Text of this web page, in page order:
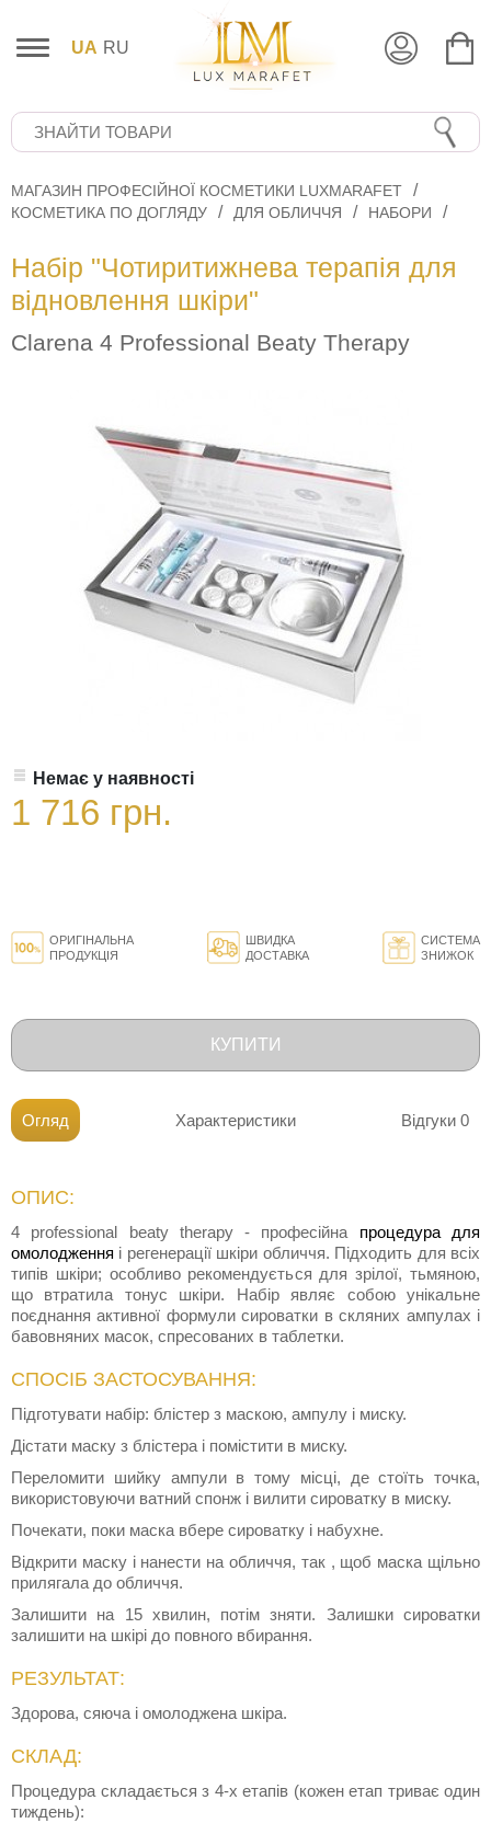
UA RU
МАГАЗИН ПРОФЕСІЙНОЇ КОСМЕТИКИ LUXMARAFET
КОСМЕТИКА ПО ДОГЛЯДУ
ДЛЯ ОБЛИЧЧЯ НАБОРИ
Набір "Чотиритижнева терапія для
відновлення шкіри"
Clarena 4 Professional Beaty Therapy
Немає у наявності
1 716 грн.
ОРИГІНАЛЬНА
ПРОДУКЦІЯ
ШВИДКА
ДОСТАВКА
СИСТЕМА
ЗНИЖОК
КУПИТИ
Огляд Характеристики Відгуки 0
ОПИС:
4 professional beaty therapy - професійна процедура для
омолодження і регенерації шкіри обличчя. Підходить для всіх
типів шкіри; особливо рекомендується для зрілої, тьмяною,
що втратила тонус шкіри. Набір являє собою унікальне
поєднання активної формули сироватки в скляних ампулах і
бавовняних масок, спресованих в таблетки.
СПОСІБ ЗАСТОСУВАННЯ:
Підготувати набір: блістер з маскою, ампулу і миску.
Дістати маску з блістера і помістити в миску.
Переломити шийку ампули в тому місці, де стоїть точка,
використовуючи ватний спонж і вилити сироватку в миску.
Почекати, поки маска вбере сироватку і набухне.
Відкрити маску і нанести на обличчя, так , щоб маска щільно
прилягала до обличчя.
Залишити на 15 хвилин, потім зняти. Залишки сироватки
залишити на шкірі до повного вбирання.
РЕЗУЛЬТАТ:
Здорова, сяюча і омолоджена шкіра.
СКЛАД:
Процедура складається з 4-х етапів (кожен етап триває один
тиждень):